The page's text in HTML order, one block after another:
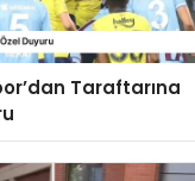
Taraftarına